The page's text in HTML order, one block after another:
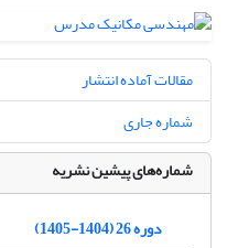
مقالات آماده انتشار
شماره جاری
شماره‌های پیشین نشریه
دوره 26 (1404-1405)